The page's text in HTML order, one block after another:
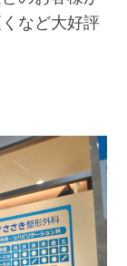
など大好評